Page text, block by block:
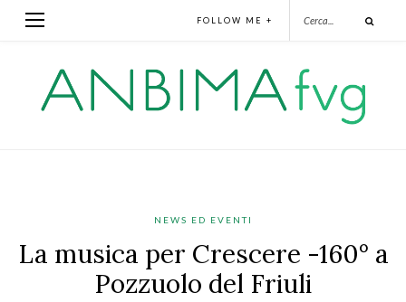
FOLLOW ME +
NEWS ED EVENTI
La musica per Crescere -160° a
Pozzuolo del Friuli